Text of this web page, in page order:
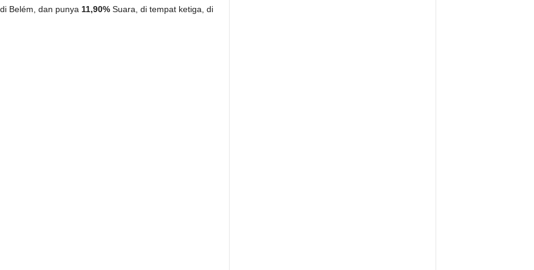
Belém, dan punya 11,90%Suara, di tempat ketiga, di